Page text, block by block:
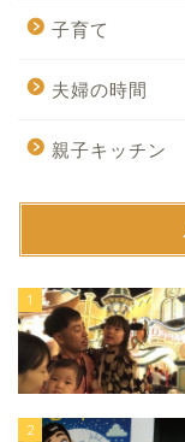
子育て
夫婦の時間
親子キッチン
1
2